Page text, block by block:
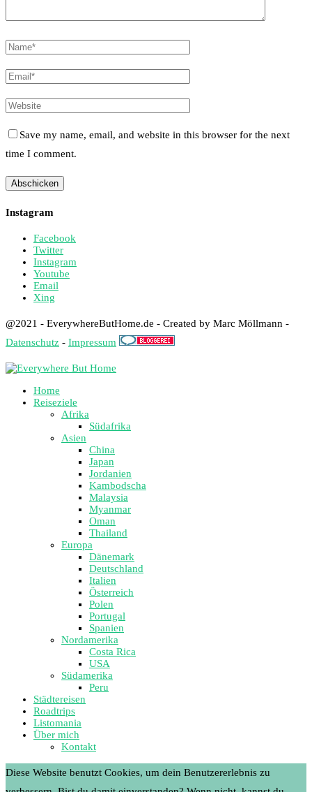
Save my name, email, and website in this browser for the next
time I comment.
Instagram
Facebook
Twitter
Instagram
Youtube
Email
Xing
@2021 - EverywhereButHome.de - Created by Marc Möllmann -
Datenschutz - Impressum
Home
Reiseziele
Afrika
Südafrika
Asien
China
Japan
Jordanien
Kambodscha
Malaysia
Myanmar
Oman
Thailand
Europa
Dänemark
Deutschland
Italien
Österreich
Polen
Portugal
Spanien
Nordamerika
Costa Rica
USA
Südamerika
Peru
Städtereisen
Roadtrips
Listomania
Über mich
Kontakt
Diese Website benutzt Cookies, um dein Benutzererlebnis zu